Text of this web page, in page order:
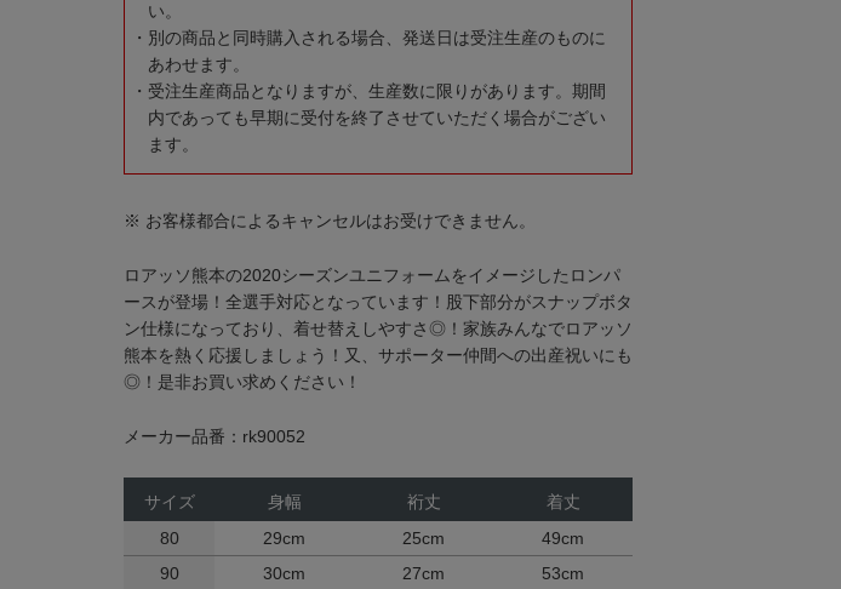
い。
別の商品と同時購入される場合、発送日は受注生産のものに
あわせます。
受注生産商品となりますが、生産数に限りがあります。期間
内であっても早期に受付を終了させていただく場合がござい
ます。
※ お客様都合によるキャンセルはお受けできません。
ロアッソ熊本の2020シーズンユニフォームをイメージしたロンパ
ースが登場！全選手対応となっています！股下部分がスナップボタ
ン仕様になっており、着せ替えしやすさ◎！家族みんなでロアッソ
熊本を熱く応援しましょう！又、サポーター仲間への出産祝いにも
◎！是非お買い求めください！
メーカー品番：rk90052
サイズ 身幅 裄丈
着丈
80
29cm 25cm
49cm
90
30cm 27cm
53cm